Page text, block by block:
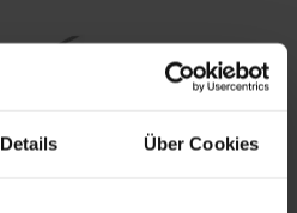
Details Über Cookies